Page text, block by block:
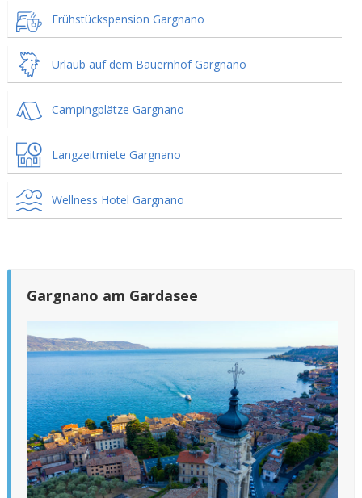
Frühstückspension Gargnano
Urlaub auf dem Bauernhof Gargnano
Campingplätze Gargnano
Langzeitmiete Gargnano
Wellness Hotel Gargnano
Gargnano am Gardasee